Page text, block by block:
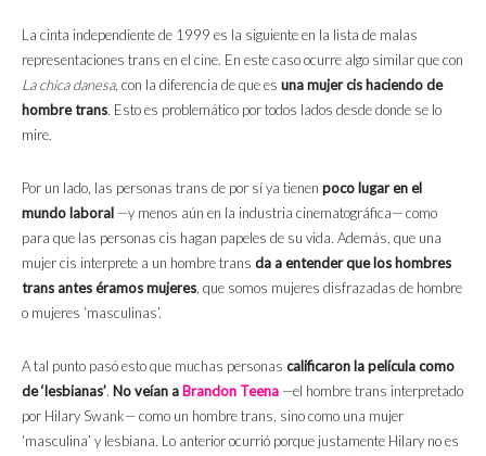
La cinta independiente de 1999 es la siguiente en la lista de malas
representaciones trans en el cine. En este caso ocurre algo similar que con
La chica danesa, con la diferencia de que es una mujer cis haciendo de
hombre trans. Esto es problemático por todos lados desde donde se lo
mire.
Por un lado, las personas trans de por sí ya tienen poco lugar en el
mundo laboral —y menos aún en la industria cinematográfica— como
para que las personas cis hagan papeles de su vida. Además, que una
mujer cis interprete a un hombre trans da a entender que los hombres
trans antes éramos mujeres, que somos mujeres disfrazadas de hombre
o mujeres ‘masculinas’.
A tal punto pasó esto que muchas personas calificaron la película como
de ‘lesbianas’. No veían a Brandon Teena —el hombre trans interpretado
por Hilary Swank— como un hombre trans, sino como una mujer
‘masculina’ y lesbiana. Lo anterior ocurrió porque justamente Hilary no es